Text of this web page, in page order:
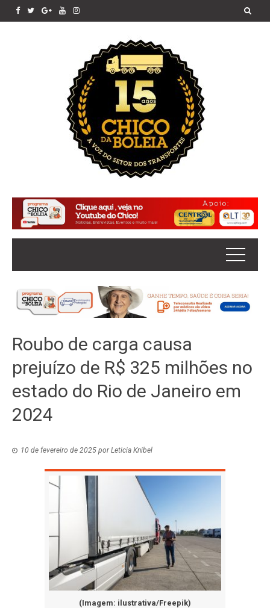
Roubo de carga causa
prejuízo de R$ 325 milhões no
estado do Rio de Janeiro em
2024
10 de fevereiro de 2025 porLeticia Knibel
(Imagem: ilustrativa/Freepik)